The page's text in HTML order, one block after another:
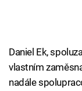
Daniel Ek,
vlastním
nadále